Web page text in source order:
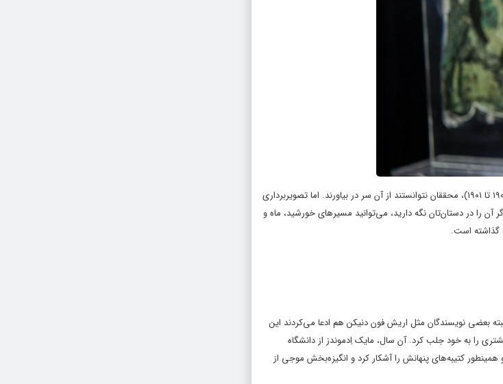
تا چند دهه پس از کشف این قطعات توسط غواصان از لاشه‌ی یک کشتیِ غرق شده در اطراف جزیره آنتیکیترا (۱۹۰۰ تا ۱۹۰۱)، محققان نتوانستند از آن سر در بیاورند. اما تصویربرداری
کرده است. اگر آن را در دستان‌تان نگه دارید، می‌توانید مسیر‌های خورشید، ماه و
گذاشته است.
بعضی نویسندگان مثل اریش فون دنیکن هم ادعا می‌کردند این
مایک اِدموندز از دانشگاه
کتیبه‌های پنهانش را آشکار کرد و انگیزه‌بخش موجی از